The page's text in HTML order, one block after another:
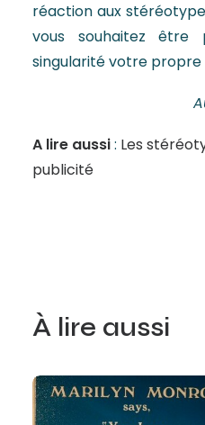
réaction aux
vous souhaitez être
singularité votre propre
A lire aussi: Les
publicité
À lire aussi